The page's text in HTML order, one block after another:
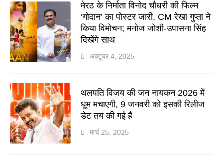
मेरठ के निर्माता विनोद चौधरी की फिल्म
‘गोदान’ का पोस्टर जारी, CM रेखा गुप्ता ने
किया विमोचन; मनोज जोशी-उपासना सिंह
दिखेंगे साथ
अक्टूबर 4, 2025
थलपति विजय की जन नायकन 2026 में
धूम मचाएगी, 9 जनवरी को इसकी रिलीज
डेट तय की गई है
मार्च 25, 2025